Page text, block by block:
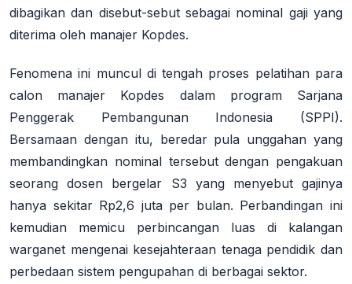
dibagikan dan disebut-sebut sebagai nominal gaji yang
diterima oleh manajer Kopdes.
Fenomena ini muncul di tengah proses pelatihan para
calon manajer Kopdes dalam program Sarjana
Penggerak Pembangunan Indonesia (SPPI).
Bersamaan dengan itu, beredar pula unggahan yang
membandingkan nominal tersebut dengan pengakuan
seorang dosen bergelar S3 yang menyebut gajinya
hanya sekitar Rp2,6 juta per bulan. Perbandingan ini
kemudian memicu perbincangan luas di kalangan
warganet mengenai kesejahteraan tenaga pendidik dan
perbedaan sistem pengupahan di berbagai sektor.